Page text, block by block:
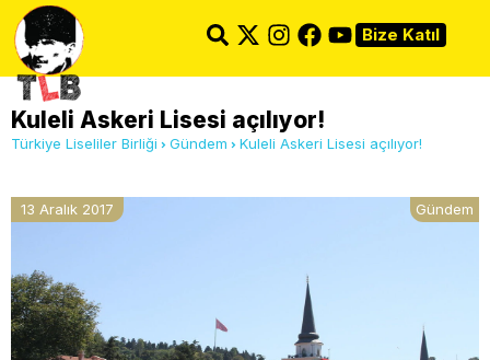
Bize Katıl
Kuleli Askeri Lisesi açılıyor!
Türkiye Liseliler Birliği Gündem Kuleli Askeri Lisesi açılıyor!
13 Aralık 2017 Gündem